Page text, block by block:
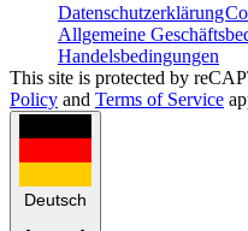
Datenschutzerklärung
Allgemeine
Handelsbedingungen
This site is protected by
Policy and Terms of Service
Deutsch